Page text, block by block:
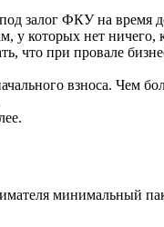
залог ФКУ на время
у которых нет ничего,
что при провале
взноса. Чем
минимальный